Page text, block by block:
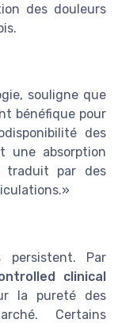
des douleurs
souligne que
bénéfique pour
des
une absorption
traduit par des
persistent. Par
clinical
la pureté des
Certains